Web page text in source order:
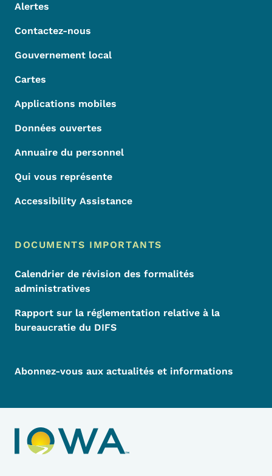
Alertes
Contactez-nous
Gouvernement local
Cartes
Applications mobiles
Données ouvertes
Annuaire du personnel
Qui vous représente
Accessibility Assistance
DOCUMENTS IMPORTANTS
Calendrier de révision des formalités
administratives
Rapport sur la réglementation relative à la
bureaucratie du DIFS
Abonnez-vous aux actualités et informations